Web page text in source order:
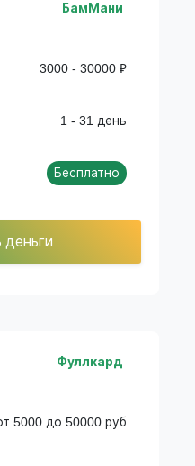
БамМани
3000 - 30000 ₽
1 - 31 день
Бесплатно
деньги
Фуллкард
5000 до 50000 руб